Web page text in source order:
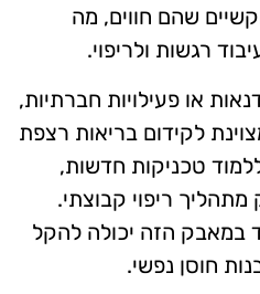
שהם חווים, מה
רגשות ולריפוי.
או פעילויות חברתיות,
לקידום בריאות רצפת
טכניקות חדשות,
ריפוי קבוצתי.
במאבק הזה יכולה להקל
חוסן נפשי.